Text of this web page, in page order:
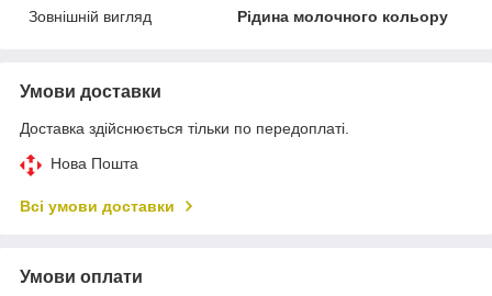
Зовнішній вигляд
Рідина молочного кольору
Умови доставки
Доставка здійснюється тільки по передоплаті.
Нова Пошта
Всі умови доставки
Умови оплати